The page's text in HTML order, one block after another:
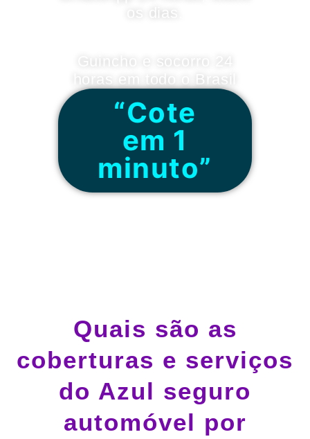
os dias.
Guincho e socorro 24
horas em todo o Brasil
“Cote
em 1
minuto”
Quais são as
coberturas e serviços
do Azul seguro
automóvel por